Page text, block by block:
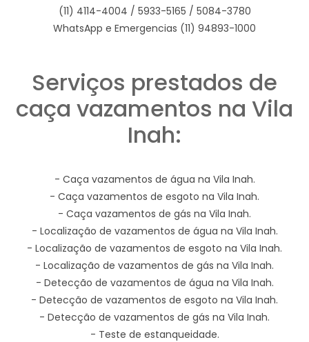
(11) 4114-4004 / 5933-5165 / 5084-3780
WhatsApp e Emergencias (11) 94893-1000
Serviços prestados de
caça vazamentos na Vila
Inah:
- Caça vazamentos de água na Vila Inah.
- Caça vazamentos de esgoto na Vila Inah.
- Caça vazamentos de gás na Vila Inah.
- Localização de vazamentos de água na Vila Inah.
- Localização de vazamentos de esgoto na Vila Inah.
- Localização de vazamentos de gás na Vila Inah.
- Detecção de vazamentos de água na Vila Inah.
- Detecção de vazamentos de esgoto na Vila Inah.
- Detecção de vazamentos de gás na Vila Inah.
- Teste de estanqueidade.